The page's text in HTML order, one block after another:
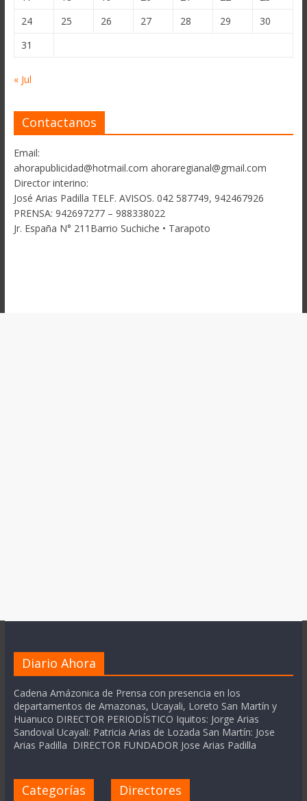
24
25 26 27 28 29
30
31
« Jul
Contactanos
Email:
ahorapublicidad@hotmail.com ahoraregianal@gmail.com
Director interino:
José Arias Padilla TELF. AVISOS. 042 587749, 942467926
PRENSA: 942697277 – 988338022
Jr. España N° 211Barrio Suchiche • Tarapoto
Diario Ahora
Cadena Amázonica de Prensa con presencia en los
departamentos de Amazonas, Ucayali, Loreto San Martín y
Huanuco DIRECTOR PERIODÍSTICO Iquitos: Jorge Arias
Sandoval Ucayali: Patricia Arias de Lozada San Martín: Jose
Arias Padilla DIRECTOR FUNDADOR Jose Arias Padilla
Categorías Directores